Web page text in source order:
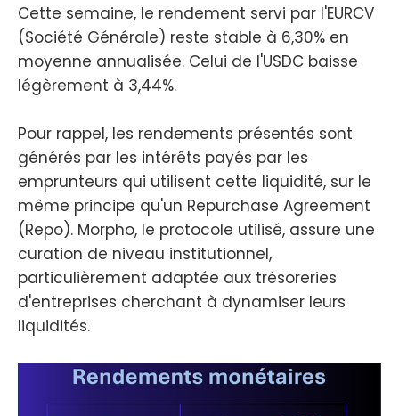
Cette semaine, le rendement servi par l'EURCV
(Société Générale) reste stable à 6,30% en
moyenne annualisée. Celui de l'USDC baisse
légèrement à 3,44%.
Pour rappel, les rendements présentés sont
générés par les intérêts payés par les
emprunteurs qui utilisent cette liquidité, sur le
même principe qu'un Repurchase Agreement
(Repo). Morpho, le protocole utilisé, assure une
curation de niveau institutionnel,
particulièrement adaptée aux trésoreries
d'entreprises cherchant à dynamiser leurs
liquidités.